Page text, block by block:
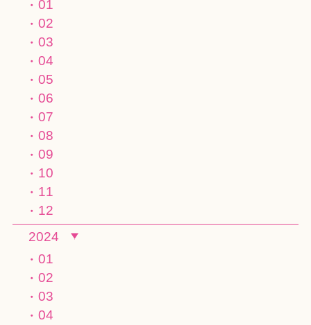
01
02
03
04
05
06
07
08
09
10
11
12
2024
01
02
03
04